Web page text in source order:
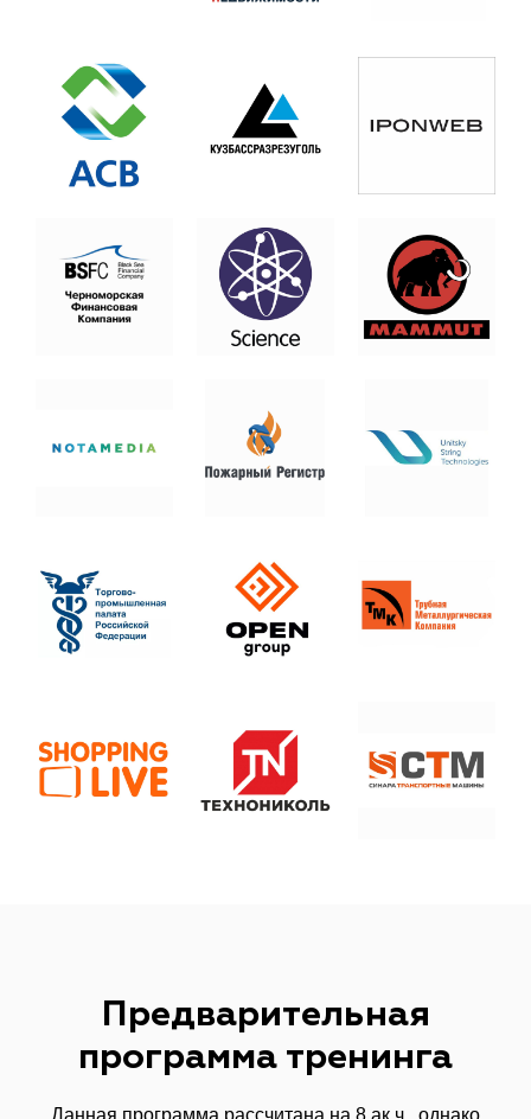
Предварительная
программа тренинга
Данная программа рассчитана на 8 ак.ч., однако